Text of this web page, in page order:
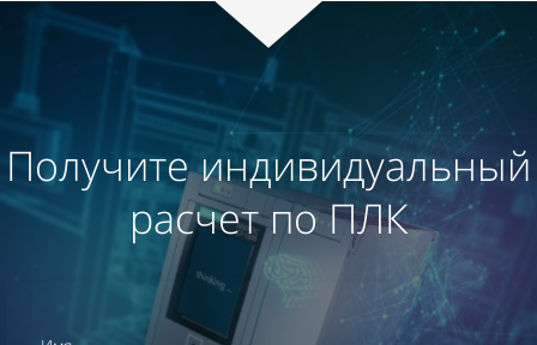
Получите индивидуальный
расчет по ПЛК